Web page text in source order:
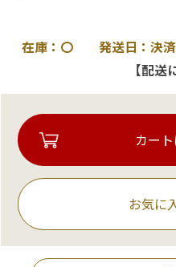
在庫：〇 発送日：決済
【配送
お気に